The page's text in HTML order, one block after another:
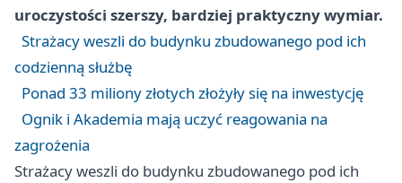
uroczystości szerszy, bardziej praktyczny wymiar.
Strażacy weszli do budynku zbudowanego pod ich
codzienną służbę
Ponad 33 miliony złotych złożyły się na inwestycję
Ognik i Akademia mają uczyć reagowania na
zagrożenia
Strażacy weszli do budynku zbudowanego pod ich